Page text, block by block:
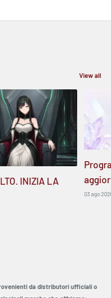
View all
INIZIA LA
03 ago
da distributori ufficiali o